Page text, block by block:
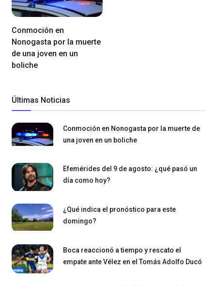
Conmoción en
Nonogasta por la muerte
de una joven en un
boliche
Últimas Noticias
Conmoción en Nonogasta por la muerte de
una joven en un boliche
Efemérides del 9 de agosto: ¿qué pasó un
día como hoy?
¿Qué indica el pronóstico para este
domingo?
Boca reaccionó a tiempo y rescato el
empate ante Vélez en el Tomás Adolfo Ducó